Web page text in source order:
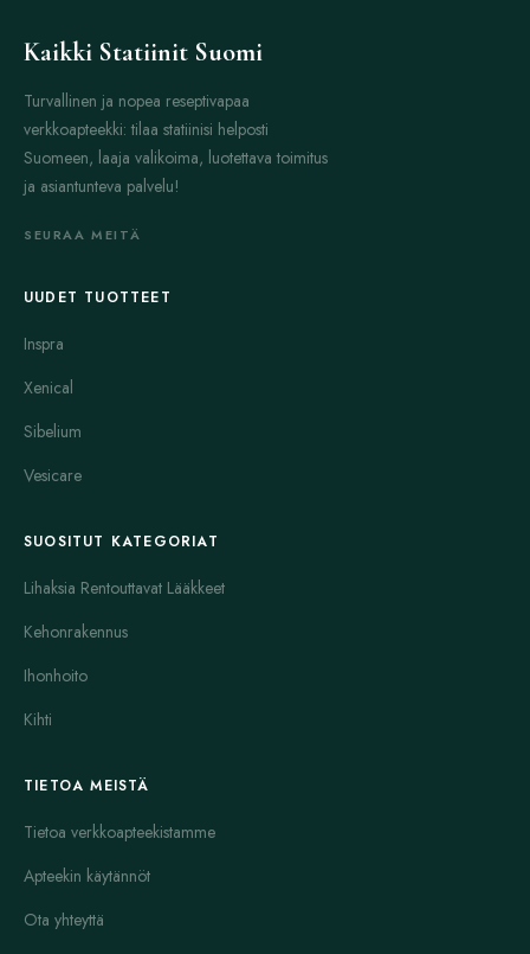
Kaikki Statiinit Suomi
Turvallinen ja nopea reseptivapaa
verkkoapteekki: tilaa statiinisi helposti
Suomeen, laaja valikoima, luotettava toimitus
ja asiantunteva palvelu!
SEURAA MEITÄ
UUDET TUOTTEET
Inspra
Xenical
Sibelium
Vesicare
SUOSITUT KATEGORIAT
Lihaksia Rentouttavat Lääkkeet
Kehonrakennus
Ihonhoito
Kihti
TIETOA MEISTÄ
Tietoa verkkoapteekistamme
Apteekin käytännöt
Ota yhteyttä